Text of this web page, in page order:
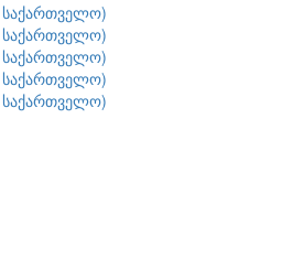
საქართველო)
საქართველო)
საქართველო)
საქართველო)
საქართველო)